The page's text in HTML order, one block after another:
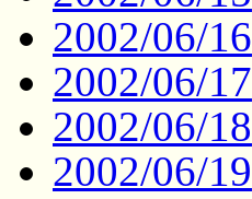
2002/06/16
2002/06/17
2002/06/18
2002/06/19